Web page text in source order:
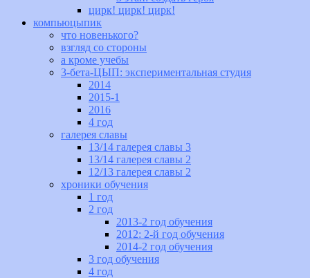
цирк! цирк! цирк!
компьюцыпик
что новенького?
взгляд со стороны
а кроме учебы
3-бета-ЦЫП: экспериментальная студия
2014
2015-1
2016
4 год
галерея славы
13/14 галерея славы 3
13/14 галерея славы 2
12/13 галерея славы 2
хроники обучения
1 год
2 год
2013-2 год обучения
2012: 2-й год обучения
2014-2 год обучения
3 год обучения
4 год